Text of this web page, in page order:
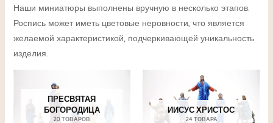
Наши миниатюры выполнены вручную в несколько этапов.
Роспись может иметь цветовые неровности, что является
желаемой характеристикой, подчеркивающей уникальность
изделия.
ПРЕСВЯТАЯ
БОГОРОДИЦА
20 ТОВАРОВ
ИИСУС ХРИСТОС
24 ТОВАРА